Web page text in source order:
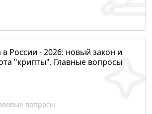
России - 2026: новый закон и
"крипты". Главные вопросы
вопросы